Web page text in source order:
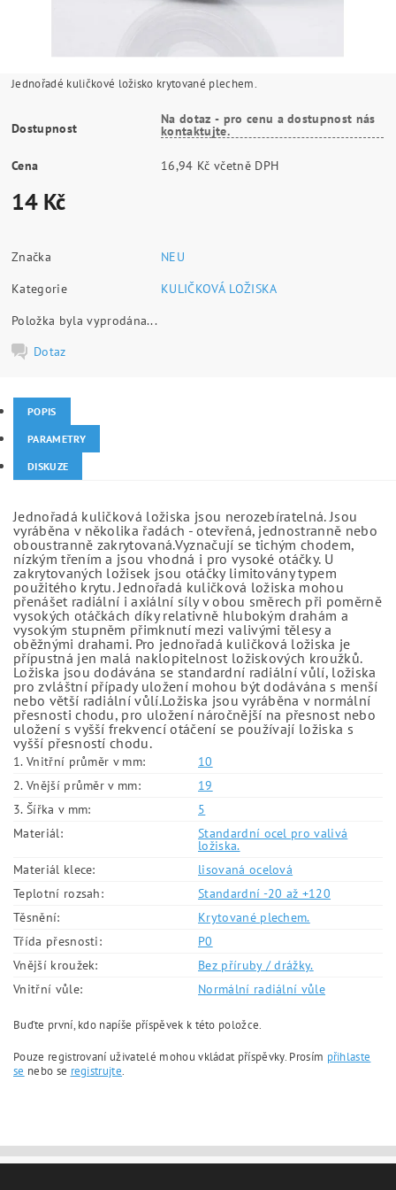
Jednořadé kuličkové ložisko krytované plechem.
Dostupnost
Na dotaz - pro cenu a dostupnost nás
kontaktujte.
Cena 16,94 Kč včetně DPH
14 Kč
Značka
NEU
Kategorie
KULIČKOVÁ LOŽISKA
Položka byla vyprodána...
Dotaz
POPIS
PARAMETRY
DISKUZE
Jednořadá kuličková ložiska jsou nerozebíratelná. Jsou
vyráběna v několika řadách - otevřená, jednostranně nebo
oboustranně zakrytovaná.Vyznačují se tichým chodem,
nízkým třením a jsou vhodná i pro vysoké otáčky. U
zakrytovaných ložisek jsou otáčky limitovány typem
použitého krytu. Jednořadá kuličková ložiska mohou
přenášet radiální i axiální síly v obou směrech při poměrně
vysokých otáčkách díky relativně hlubokým drahám a
vysokým stupněm přimknutí mezi valivými tělesy a
oběžnými drahami. Pro jednořadá kuličková ložiska je
přípustná jen malá naklopitelnost ložiskových kroužků.
Ložiska jsou dodávána se standardní radiální vůlí, ložiska
pro zvláštní případy uložení mohou být dodávána s menší
nebo větší radiální vůlí.Ložiska jsou vyráběna v normální
přesnosti chodu, pro uložení náročnější na přesnost nebo
uložení s vyšší frekvencí otáčení se používají ložiska s
vyšší přesností chodu.
1. Vnitřní průměr v mm:
10
2. Vnější průměr v mm:
19
3. Šířka v mm:
5
Materiál:
Standardní ocel pro valivá
ložiska.
Materiál klece:
lisovaná ocelová
Teplotní rozsah:
Standardní -20 až +120
Těsnění:
Krytované plechem.
Třída přesnosti:
P0
Vnější kroužek:
Bez příruby / drážky.
Vnitřní vůle:
Normální radiální vůle
Buďte první, kdo napíše příspěvek k této položce.
Pouze registrovaní uživatelé mohou vkládat příspěvky. Prosím přihlaste
se nebo se registrujte.